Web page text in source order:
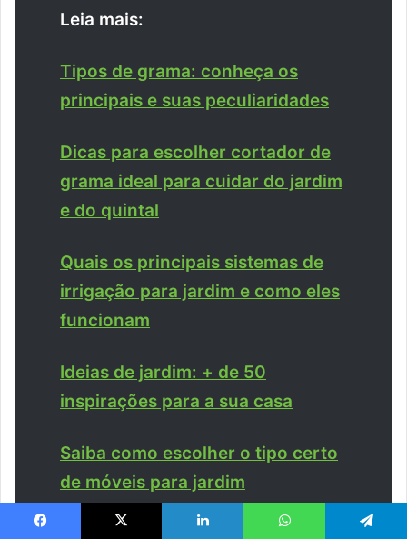
Leia mais:
Tipos de grama: conheça os
principais e suas peculiaridades
Dicas para escolher cortador de
grama ideal para cuidar do jardim
e do quintal
Quais os principais sistemas de
irrigação para jardim e como eles
funcionam
Ideias de jardim: + de 50
inspirações para a sua casa
Saiba como escolher o tipo certo
de móveis para jardim